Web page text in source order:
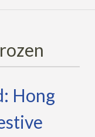
Hong